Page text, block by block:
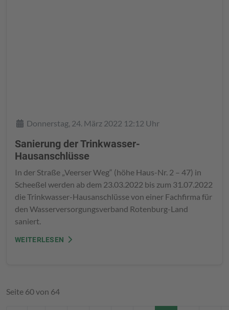
DetailsDonnerstag, 24. März 2022 12:12 Uhr
Sanierung der Trinkwasser-
Hausanschlüsse
In der Straße „Veerser Weg“ (höhe Haus-Nr. 2 – 47) in
Scheeßel werden ab dem 23.03.2022 bis zum 31.07.2022
die Trinkwasser-Hausanschlüsse von einer Fachfirma für
den Wasserversorgungsverband Rotenburg-Land
saniert.
WEITERLESEN
Seite 60 von 64